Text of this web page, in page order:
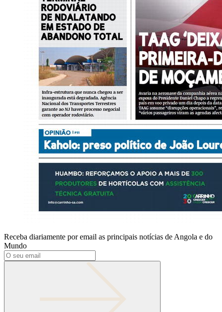
Receba diariamente por email as principais notícias de Angola e do
Mundo